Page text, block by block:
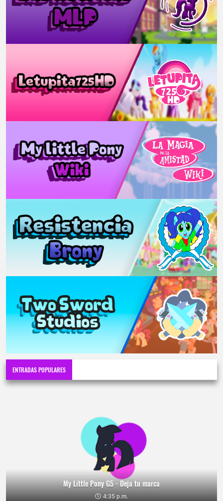
ENTRADAS POPULARES
My Little Pony G5 - Deja tu marca
4:35 p.m.